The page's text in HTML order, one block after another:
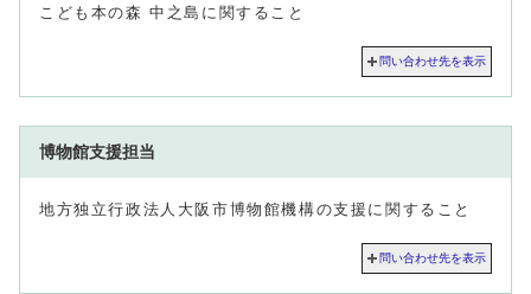
こども本の森 中之島に関すること
問い合わせ先を表示
博物館支援担当
地方独立行政法人大阪市博物館機構の支援に関すること
問い合わせ先を表示